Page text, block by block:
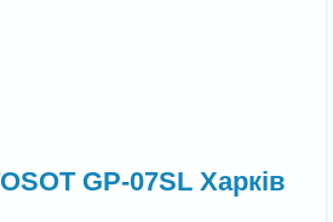
GP-07SL Харків